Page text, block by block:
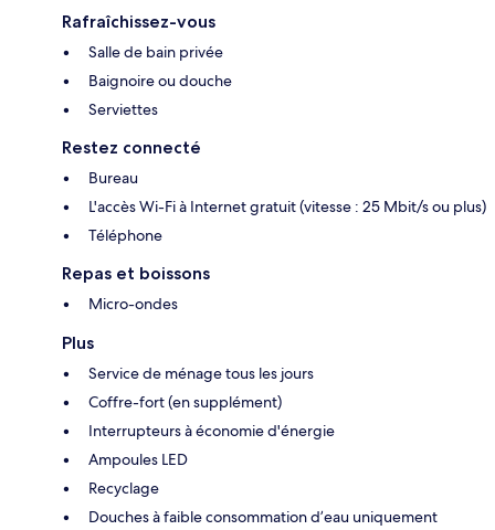
Rafraîchissez-vous
Salle de bain privée
Baignoire ou douche
Serviettes
Restez connecté
Bureau
L'accès Wi-Fi à Internet gratuit (vitesse : 25 Mbit/s ou plus)
Téléphone
Repas et boissons
Micro-ondes
Plus
Service de ménage tous les jours
Coffre-fort (en supplément)
Interrupteurs à économie d'énergie
Ampoules LED
Recyclage
Douches à faible consommation d’eau uniquement